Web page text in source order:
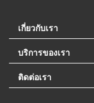
เกี่ยวกับเรา
บริการของเรา
ติดต่อเรา